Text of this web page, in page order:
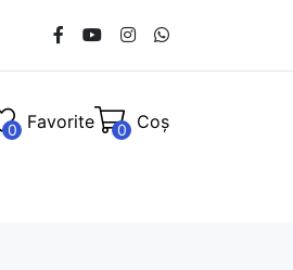
0 Favorite 0 Coș